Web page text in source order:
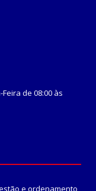
de 08:00 às
e ordenamento